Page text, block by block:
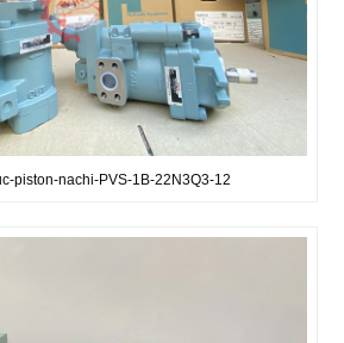
piston-nachi-PVS-1B-22N3Q3-12